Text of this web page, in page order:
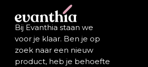
Bij Evanthia staan we
voor je klaar. Ben je op
zoek naar een nieuw
product, heb je behoefte